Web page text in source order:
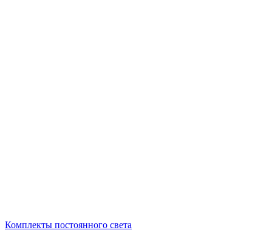
Комплекты постоянного света